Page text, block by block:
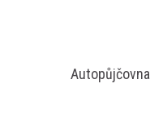
Autopůjčovna